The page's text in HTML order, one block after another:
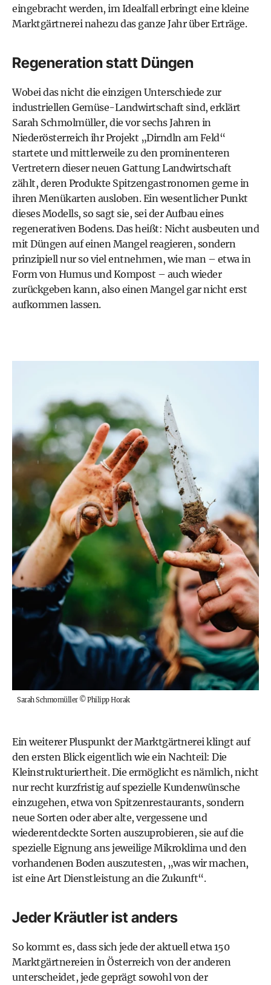
eingebracht werden, im Idealfall erbringt eine kleine
Marktgärtnerei nahezu das ganze Jahr über Erträge.
Regeneration statt Düngen
Wobei das nicht die einzigen Unterschiede zur
industriellen Gemüse-Landwirtschaft sind, erklärt
Sarah Schmolmüller, die vor sechs Jahren in
Niederösterreich ihr Projekt „Dirndln am Feld“
startete und mittlerweile zu den prominenteren
Vertretern dieser neuen Gattung Landwirtschaft
zählt, deren Produkte Spitzengastronomen gerne in
ihren Menükarten ausloben. Ein wesentlicher Punkt
dieses Modells, so sagt sie, sei der Aufbau eines
regenerativen Bodens. Das heißt: Nicht ausbeuten und
mit Düngen auf einen Mangel reagieren, sondern
prinzipiell nur so viel entnehmen, wie man – etwa in
Form von Humus und Kompost – auch wieder
zurückgeben kann, also einen Mangel gar nicht erst
aufkommen lassen.
Sarah Schmomüller©Philipp Horak
Ein weiterer Pluspunkt der Marktgärtnerei klingt auf
den ersten Blick eigentlich wie ein Nachteil: Die
Kleinstrukturiertheit. Die ermöglicht es nämlich, nicht
nur recht kurzfristig auf spezielle Kundenwünsche
einzugehen, etwa von Spitzenrestaurants, sondern
neue Sorten oder aber alte, vergessene und
wiederentdeckte Sorten auszuprobieren, sie auf die
spezielle Eignung ans jeweilige Mikroklima und den
vorhandenen Boden auszutesten, „was wir machen,
ist eine Art Dienstleistung an die Zukunft“.
Jeder Kräutler ist anders
So kommt es, dass sich jede der aktuell etwa 150
Marktgärtnereien in Österreich von der anderen
unterscheidet, jede geprägt sowohl von der